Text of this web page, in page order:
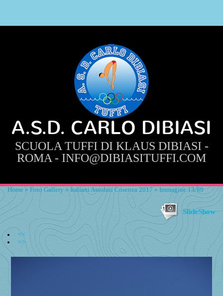
A.S.D. CARLO DIBIASI
SCUOLA TUFFI DI KLAUS DIBIASI -
ROMA - INFO@DIBIASITUFFI.COM
Home » Foto Gallery » Italiani Assoluti Cosenza 2017 » Immagine 13/60
SlideShow
<<
>>